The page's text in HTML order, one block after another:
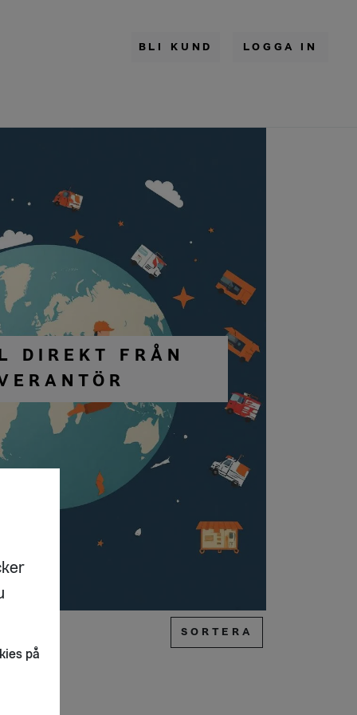
BLI KUND LOGGA IN
DIREKT FRÅN
SORTERA
på